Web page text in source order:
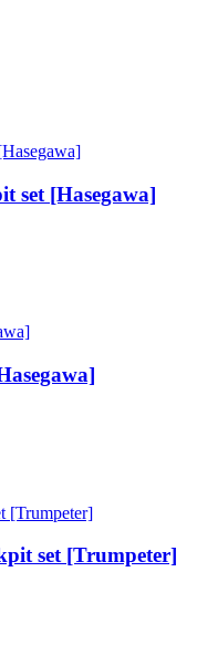
set [Hasegawa]
set [Trumpeter]